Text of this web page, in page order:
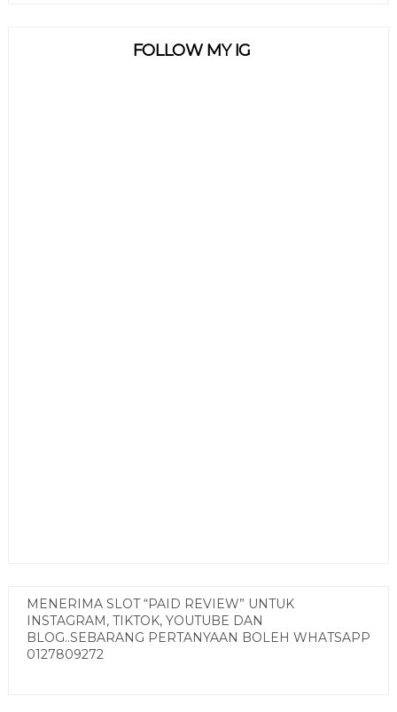
FOLLOW MY IG
MENERIMA SLOT “PAID REVIEW” UNTUK
INSTAGRAM, TIKTOK, YOUTUBE DAN
BLOG..SEBARANG PERTANYAAN BOLEH WHATSAPP
0127809272